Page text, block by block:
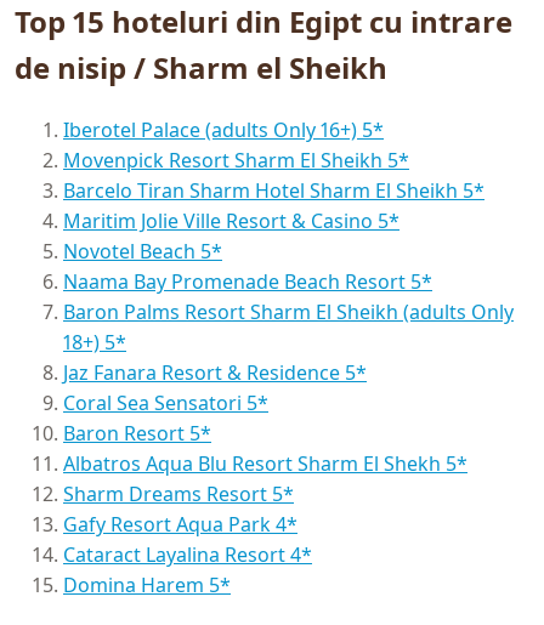
Top 15 hoteluri din Egipt cu intrare
de nisip / Sharm el Sheikh
Iberotel Palace (adults Only 16+) 5*
Movenpick Resort Sharm El Sheikh 5*
Barcelo Tiran Sharm Hotel Sharm El Sheikh 5*
Maritim Jolie Ville Resort & Casino 5*
Novotel Beach 5*
Naama Bay Promenade Beach Resort 5*
Baron Palms Resort Sharm El Sheikh (adults Only
18+) 5*
Jaz Fanara Resort & Residence 5*
Coral Sea Sensatori 5*
Baron Resort 5*
Albatros Aqua Blu Resort Sharm El Shekh 5*
Sharm Dreams Resort 5*
Gafy Resort Aqua Park 4*
Cataract Layalina Resort 4*
Domina Harem 5*